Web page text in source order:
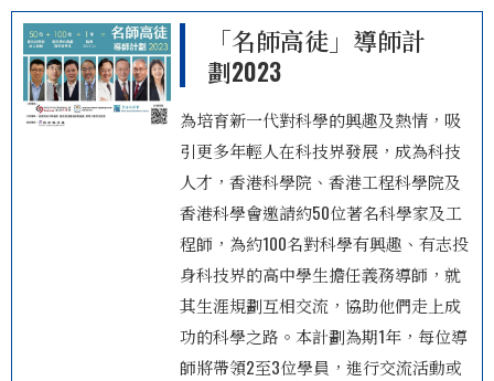
「名師高徒」導師計
劃2023
為培育新一代對科學的興趣及熱情，吸
引更多年輕人在科技界發展，成為科技
人才，香港科學院、香港工程科學院及
香港科學會邀請約50位著名科學家及工
程師，為約100名對科學有興趣、有志投
身科技界的高中學生擔任義務導師，就
其生涯規劃互相交流，協助他們走上成
功的科學之路。本計劃為期1年，每位導
師將帶領2至3位學員，進行交流活動或